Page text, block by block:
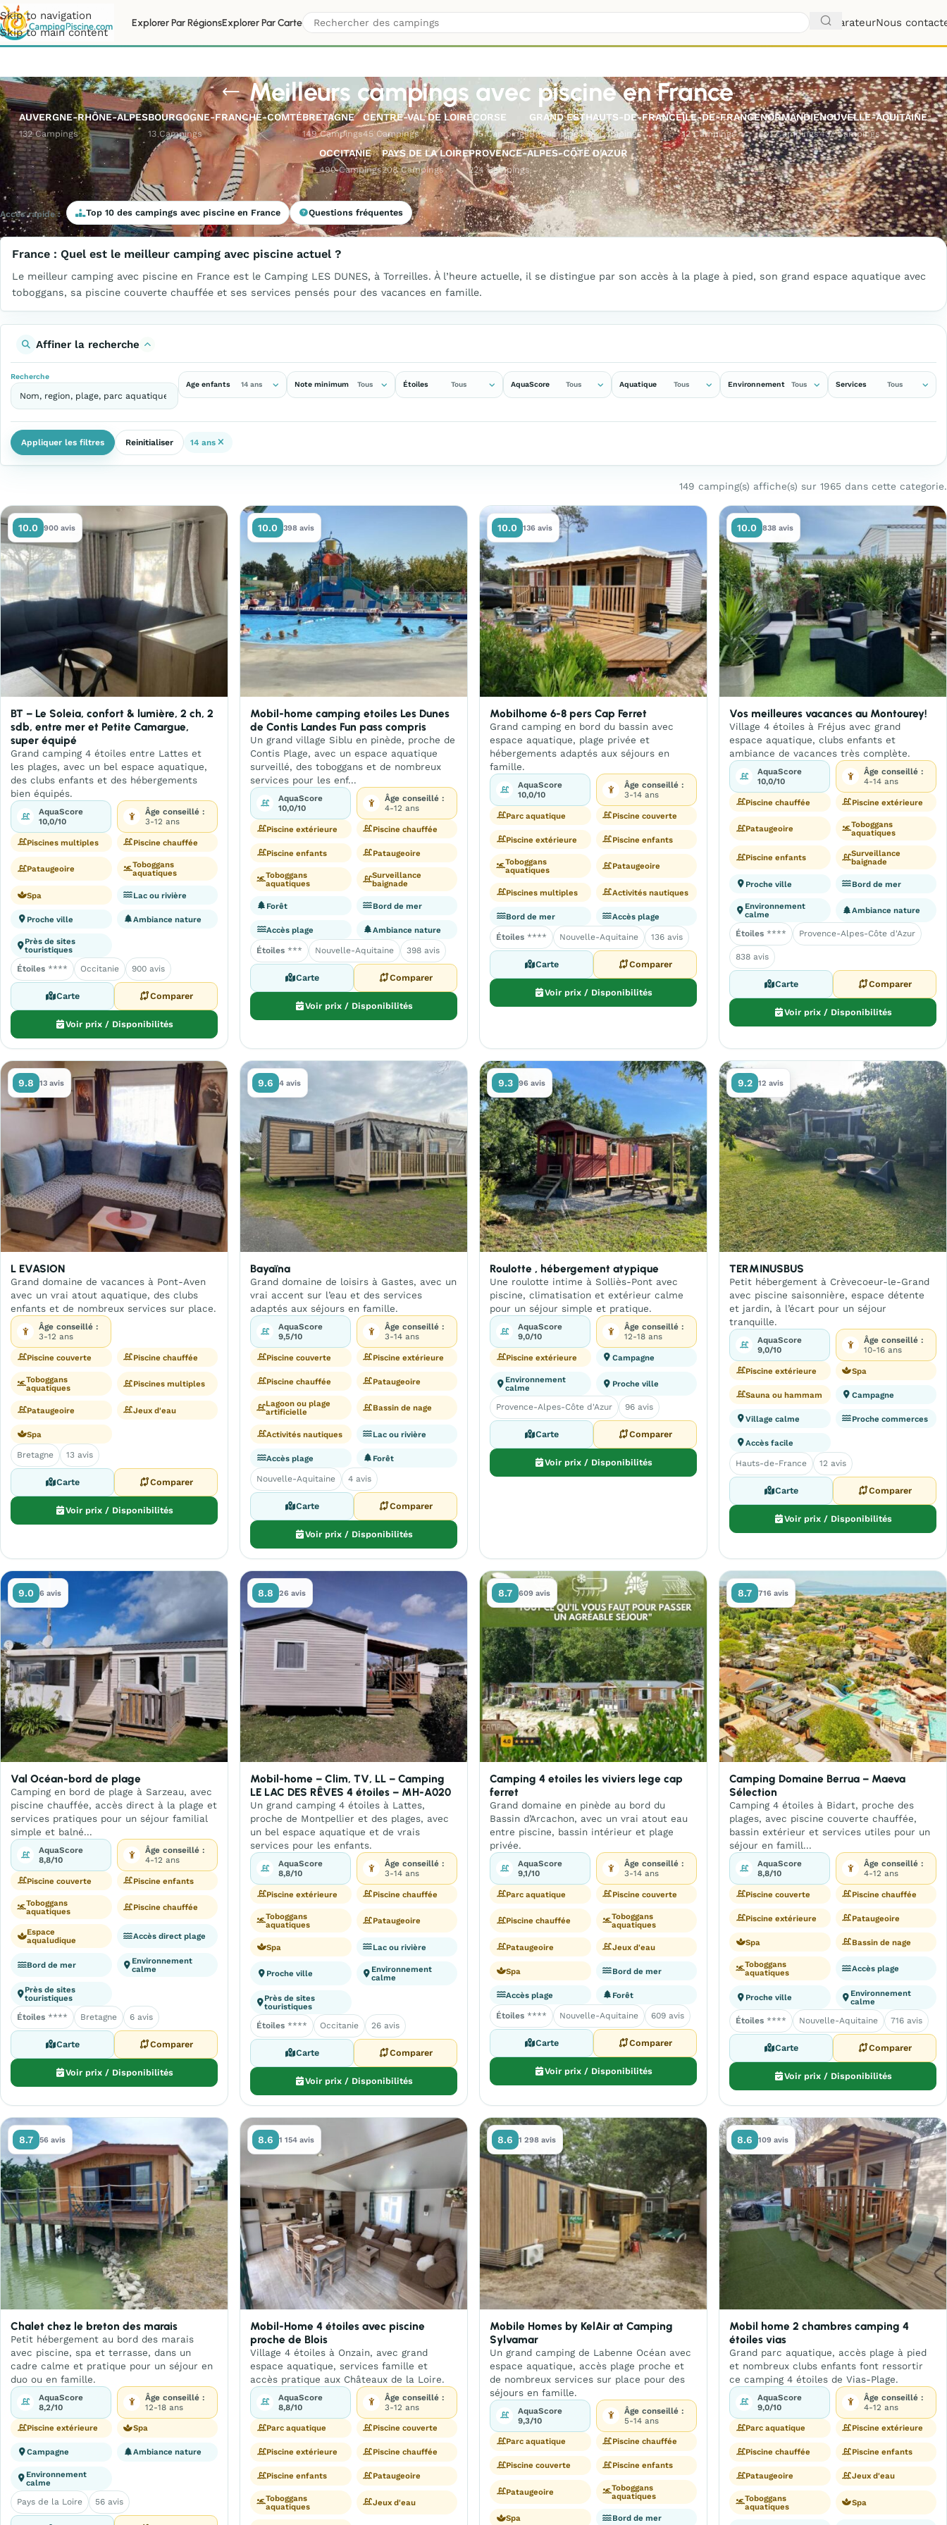
Skip to navigation
Skip to main content
Explorer Par RégionsExplorer Par Carte ComparateurNous
Meilleurs campings avec piscine en France
AUVERGNE-RHÔNE-ALPES
132 Campings
BOURGOGNE-FRANCHE-COMTÉ
13 Campings
BRETAGNE
149 Campings
CENTRE-VAL DE LOIRE
45 Campings
CORSE
45 Campings
GRAND EST
51 Campings
HAUTS-DE-FRANCE
58 Campings
ÎLE-DE-FRANCE
12 Campings
NORMANDIE
101 Campings
NOUVELLE-AQUITAINE
437 Campings
OCCITANIE
490 Campings
PAYS DE LA LOIRE
208 Campings
PROVENCE-ALPES-CÔTE D'AZUR
224 Campings
Accès rapide : Top 10 des campings avec piscine en France Questions fréquentes
France : Quel est le meilleur camping avec piscine actuel ?
Le meilleur camping avec piscine en France est le Camping LES DUNES, à Torreilles. À l’heure actuelle, il se distingue par son accès à la plage à pied, son grand espace aquatique avec
toboggans, sa piscine couverte chauffée et ses services pensés pour des vacances en famille.
Affiner la recherche
Recherche
Age enfants
14 ans Note minimum Tous Étoiles Tous AquaScore Tous Aquatique Tous Environnement Tous Services Tous
Appliquer les filtres Reinitialiser 14 ans
149 camping(s) affiche(s) sur 1965 dans cette categorie.
10.0 900 avis
BT – Le Soleia, confort & lumière, 2 ch, 2
sdb, entre mer et Petite Camargue,
super équipé
Grand camping 4 étoiles entre Lattes et
les plages, avec un bel espace aquatique,
des clubs enfants et des hébergements
bien équipés.
AquaScore
10,0/10
Âge conseillé :
3-12 ans
Piscines multiples Piscine chauffée
Pataugeoire
Toboggans
aquatiques
Spa Lac ou rivière
Proche ville Ambiance nature
Près de sites
touristiques
Étoiles **** Occitanie 900 avis
Carte Comparer
Voir prix / Disponibilités
10.0 398 avis
Mobil-home camping etoiles Les Dunes
de Contis Landes Fun pass compris
Un grand village Siblu en pinède, proche de
Contis Plage, avec un espace aquatique
surveillé, des toboggans et de nombreux
services pour les enf...
AquaScore
10,0/10
Âge conseillé :
4-12 ans
Piscine extérieure Piscine chauffée
Piscine enfants Pataugeoire
Toboggans
aquatiques
Surveillance
baignade
Forêt Bord de mer
Accès plage Ambiance nature
Étoiles *** Nouvelle-Aquitaine 398 avis
Carte Comparer
Voir prix / Disponibilités
10.0 136 avis
Mobilhome 6-8 pers Cap Ferret
Grand camping en bord du bassin avec
espace aquatique, plage privée et
hébergements adaptés aux séjours en
famille.
AquaScore
10,0/10
Âge conseillé :
3-14 ans
Parc aquatique Piscine couverte
Piscine extérieure Piscine enfants
Toboggans
aquatiques
Pataugeoire
Piscines multiples Activités nautiques
Bord de mer Accès plage
Étoiles **** Nouvelle-Aquitaine 136 avis
Carte Comparer
Voir prix / Disponibilités
10.0 838 avis
Vos meilleures vacances au Montourey!
Village 4 étoiles à Fréjus avec grand
espace aquatique, clubs enfants et
ambiance de vacances très complète.
AquaScore
10,0/10
Âge conseillé :
4-14 ans
Piscine chauffée Piscine extérieure
Pataugeoire
Toboggans
aquatiques
Piscine enfants
Surveillance
baignade
Proche ville Bord de mer
Environnement
calme
Ambiance nature
Étoiles **** Provence-Alpes-Côte d'Azur
838 avis
Carte Comparer
Voir prix / Disponibilités
9.8 13 avis
L EVASION
Grand domaine de vacances à Pont-Aven
avec un vrai atout aquatique, des clubs
enfants et de nombreux services sur place.
Âge conseillé :
3-12 ans
Piscine couverte Piscine chauffée
Toboggans
aquatiques
Piscines multiples
Pataugeoire Jeux d'eau
Spa
Bretagne 13 avis
Carte Comparer
Voir prix / Disponibilités
9.6 4 avis
Bayaïna
Grand domaine de loisirs à Gastes, avec un
vrai accent sur l’eau et des services
adaptés aux séjours en famille.
AquaScore
9,5/10
Âge conseillé :
3-14 ans
Piscine couverte Piscine extérieure
Piscine chauffée Pataugeoire
Lagoon ou plage
artificielle
Bassin de nage
Activités nautiques Lac ou rivière
Accès plage Forêt
Nouvelle-Aquitaine 4 avis
Carte Comparer
Voir prix / Disponibilités
9.3 96 avis
Roulotte , hébergement atypique
Une roulotte intime à Solliès-Pont avec
piscine, climatisation et extérieur calme
pour un séjour simple et pratique.
AquaScore
9,0/10
Âge conseillé :
12-18 ans
Piscine extérieure Campagne
Environnement
calme
Proche ville
Provence-Alpes-Côte d'Azur 96 avis
Carte Comparer
Voir prix / Disponibilités
9.2 12 avis
TERMINUSBUS
Petit hébergement à Crèvecoeur-le-Grand
avec piscine saisonnière, espace détente
et jardin, à l’écart pour un séjour
tranquille.
AquaScore
9,0/10
Âge conseillé :
10-16 ans
Piscine extérieure Spa
Sauna ou hammam Campagne
Village calme Proche commerces
Accès facile
Hauts-de-France 12 avis
Carte Comparer
Voir prix / Disponibilités
9.0 6 avis
Val Océan-bord de plage
Camping en bord de plage à Sarzeau, avec
piscine chauffée, accès direct à la plage et
services pratiques pour un séjour familial
simple et balné...
AquaScore
8,8/10
Âge conseillé :
4-12 ans
Piscine couverte Piscine enfants
Toboggans
aquatiques
Piscine chauffée
Espace
aqualudique
Accès direct plage
Bord de mer
Environnement
calme
Près de sites
touristiques
Étoiles **** Bretagne 6 avis
Carte Comparer
Voir prix / Disponibilités
8.8 26 avis
Mobil-home – Clim, TV, LL – Camping
LE LAC DES RÊVES 4 étoiles – MH-A020
Un grand camping 4 étoiles à Lattes,
proche de Montpellier et des plages, avec
un bel espace aquatique et de vrais
services pour les enfants.
AquaScore
8,8/10
Âge conseillé :
3-14 ans
Piscine extérieure Piscine chauffée
Toboggans
aquatiques
Pataugeoire
Spa Lac ou rivière
Proche ville
Environnement
calme
Près de sites
touristiques
Étoiles **** Occitanie 26 avis
Carte Comparer
Voir prix / Disponibilités
8.7 609 avis
Camping 4 etoiles les viviers lege cap
ferret
Grand domaine en pinède au bord du
Bassin d’Arcachon, avec un vrai atout eau
entre piscine, bassin intérieur et plage
privée.
AquaScore
9,1/10
Âge conseillé :
3-14 ans
Parc aquatique Piscine couverte
Piscine chauffée
Toboggans
aquatiques
Pataugeoire Jeux d'eau
Spa Bord de mer
Accès plage Forêt
Étoiles **** Nouvelle-Aquitaine 609 avis
Carte Comparer
Voir prix / Disponibilités
8.7 716 avis
Camping Domaine Berrua – Maeva
Sélection
Camping 4 étoiles à Bidart, proche des
plages, avec piscine couverte chauffée,
bassin extérieur et services utiles pour un
séjour en famill...
AquaScore
8,8/10
Âge conseillé :
4-12 ans
Piscine couverte Piscine chauffée
Piscine extérieure Pataugeoire
Spa Bassin de nage
Toboggans
aquatiques
Accès plage
Proche ville
Environnement
calme
Étoiles **** Nouvelle-Aquitaine 716 avis
Carte Comparer
Voir prix / Disponibilités
8.7 56 avis
Chalet chez le breton des marais
Petit hébergement au bord des marais
avec piscine, spa et terrasse, dans un
cadre calme et pratique pour un séjour en
duo ou en famille.
AquaScore
8,2/10
Âge conseillé :
12-18 ans
Piscine extérieure Spa
Campagne Ambiance nature
Environnement
calme
Pays de la Loire
56 avis
8.6 1 154 avis
Mobil-Home 4 étoiles avec piscine
proche de Blois
Village 4 étoiles à Onzain, avec grand
espace aquatique, services famille et
accès pratique aux Châteaux de la Loire.
AquaScore
8,8/10
Âge conseillé :
3-12 ans
Parc aquatique Piscine couverte
Piscine extérieure Piscine chauffée
Piscine enfants Pataugeoire
Toboggans
aquatiques
Jeux d'eau
8.6 1 298 avis
Mobile Homes by KelAir at Camping
Sylvamar
Un grand camping de Labenne Océan avec
espace aquatique, accès plage proche et
de nombreux services sur place pour des
séjours en famille.
AquaScore
9,3/10
Âge conseillé :
5-14 ans
Parc aquatique Piscine chauffée
Piscine couverte Piscine enfants
Pataugeoire
Toboggans
aquatiques
Spa Bord de mer
8.6 109 avis
Mobil home 2 chambres camping 4
étoiles vias
Grand parc aquatique, accès plage à pied
et nombreux clubs enfants font ressortir
ce camping 4 étoiles de Vias-Plage.
AquaScore
9,0/10
Âge conseillé :
4-12 ans
Parc aquatique Piscine extérieure
Piscine chauffée Piscine enfants
Pataugeoire Jeux d'eau
Toboggans
aquatiques
Spa